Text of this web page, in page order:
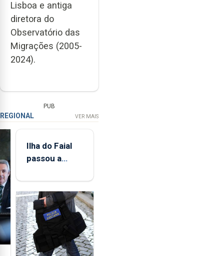
Lisboa e antiga
diretora do
Observatório das
Migrações (2005-
2024).
PUB
REGIONAL VER MAIS
Ilha do Faial
passou a
de
monitorização
de infrassons
dos Açores